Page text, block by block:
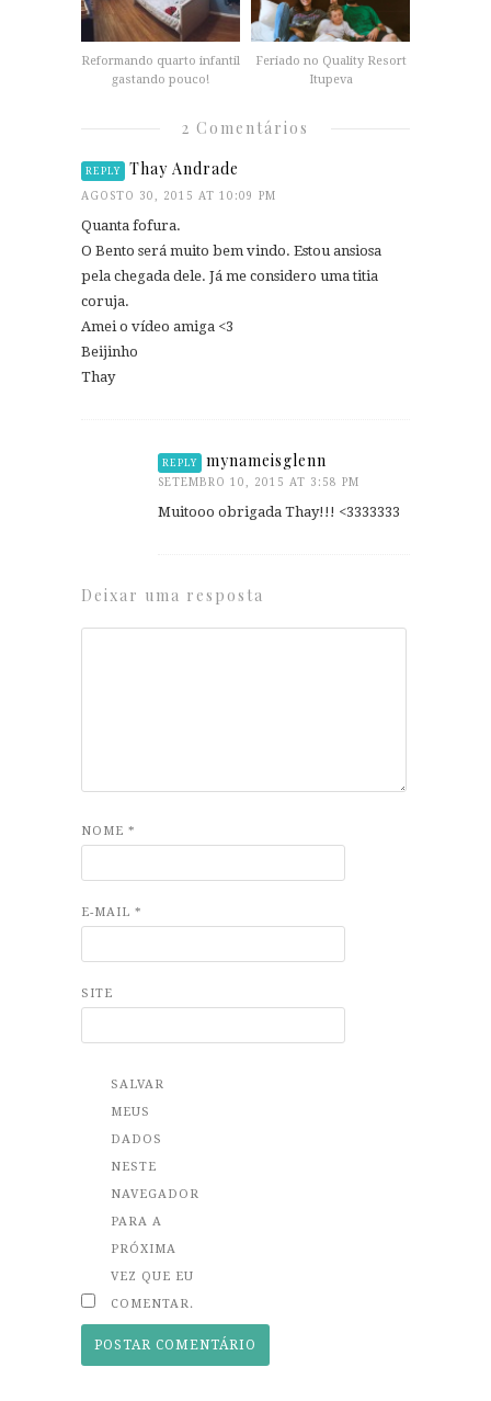
Reformando quarto infantil
gastando pouco!
Feriado no Quality Resort
Itupeva
2 Comentários
REPLY Thay Andrade
AGOSTO 30, 2015 AT 10:09 PM
Quanta fofura.
O Bento será muito bem vindo. Estou ansiosa
pela chegada dele. Já me considero uma titia
coruja.
Amei o vídeo amiga <3
Beijinho
Thay
REPLY mynameisglenn
SETEMBRO 10, 2015 AT 3:58 PM
Muitooo obrigada Thay!!! <3333333
Deixar uma resposta
NOME *
E-MAIL *
SITE
SALVAR
MEUS
DADOS
NESTE
NAVEGADOR
PARA A
PRÓXIMA
VEZ QUE EU
COMENTAR.